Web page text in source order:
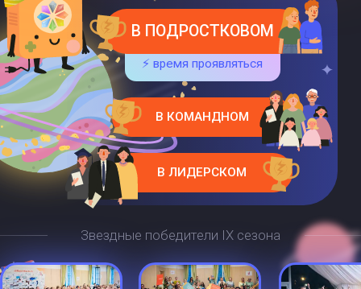
Звездные победители IX сезона
ПАРТНЕРЫ